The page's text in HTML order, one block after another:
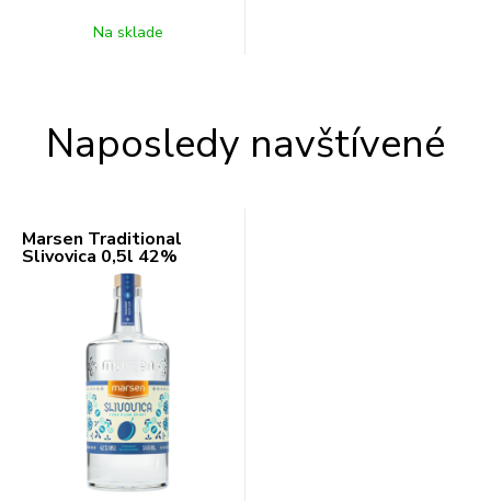
Na sklade
Naposledy navštívené
Marsen Traditional
Slivovica 0,5l 42%